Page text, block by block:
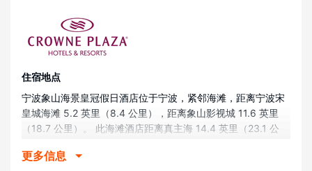
住宿地点
宁波象山海景皇冠假日酒店位于宁波，紧邻海滩，距离宁波宋
皇城海滩 5.2 英里（8.4 公里），距离象山影视城 11.6 英里
（18.7 公里）。 此海滩酒店距离真主海 14.4 英里（23.1 公
客房
更多信息